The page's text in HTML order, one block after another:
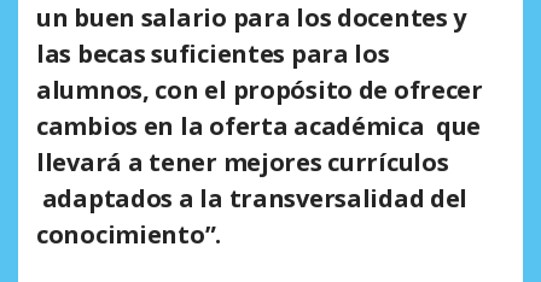
un buen salario para los docentes y
las becas suficientes para los
alumnos, con el propósito de ofrecer
cambios en la oferta académica que
llevará a tener mejores currículos
adaptados a la transversalidad del
conocimiento”.